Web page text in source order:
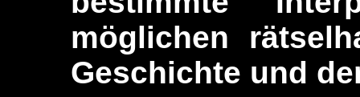
möglichen
Geschichte und